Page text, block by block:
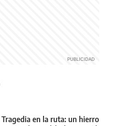
Tragedia en la ruta: un hierro